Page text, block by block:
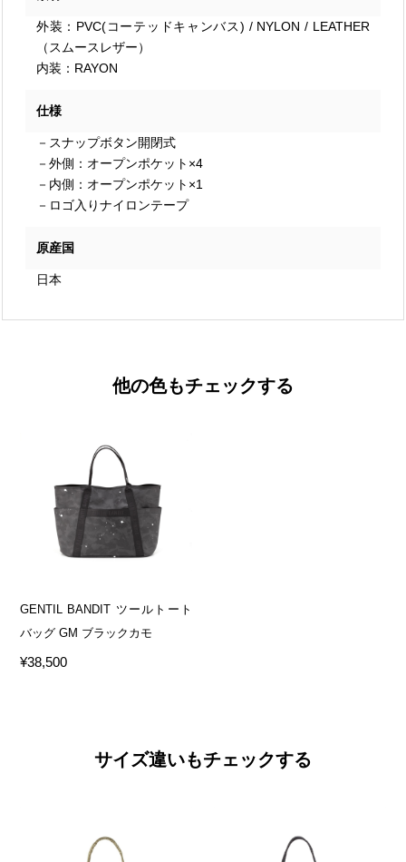
外装：PVC(コーテッドキャンバス) / NYLON / LEATHER
（スムースレザー）
内装：RAYON
仕様
－スナップボタン開閉式
－外側：オープンポケット×4
－内側：オープンポケット×1
－ロゴ入りナイロンテープ
原産国
日本
他の色もチェックする
GENTIL BANDIT ツールトート
バッグ GM ブラックカモ
¥38,500
サイズ違いもチェックする